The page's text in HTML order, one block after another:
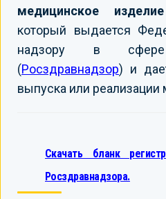
медицинское изделие
который выдается
надзору в сфере
(Росздравнадзор) и
выпуска или
Скачать бланк
Росздравнадзора.